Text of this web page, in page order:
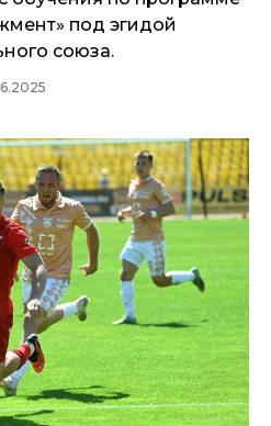
под эгидой
союза.